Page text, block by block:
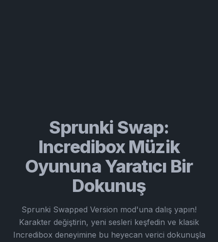
Sprunki Swap:
Incredibox Müzik
Oyununa Yaratıcı Bir
Dokunuş
Sprunki Swapped Version mod'una dalış yapın!
Karakter değiştirin, yeni sesleri keşfedin ve klasik
Incredibox deneyimine bu heyecan verici dokunuşla